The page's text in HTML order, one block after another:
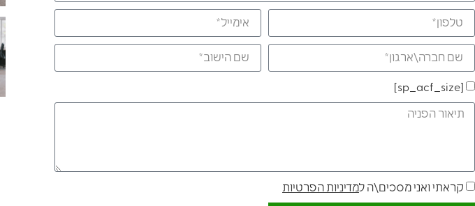
[sp_acf_size]
קראתי ואני מסכים\ה למדיניות הפרטיות